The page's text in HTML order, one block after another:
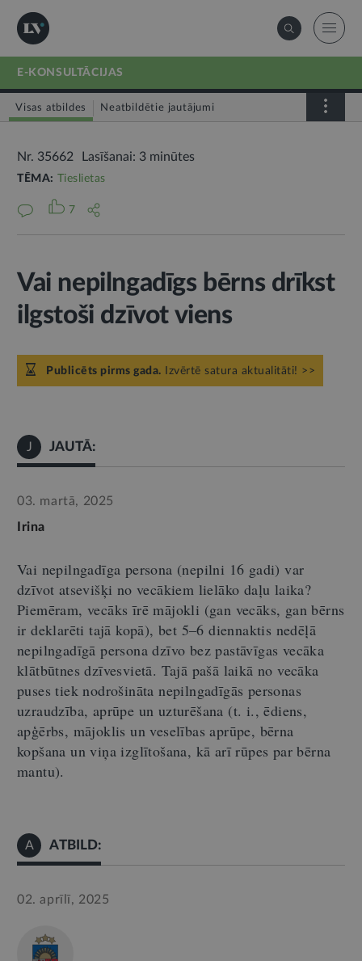
E-KONSULTĀCIJAS
Visas atbildes Neatbildētie jautājumi
Nr. 35662 Lasīšanai: 3 minūtes
TĒMA: Tieslietas
7
Vai nepilngadīgs bērns drīkst
ilgstoši dzīvot viens
Publicēts pirms gada. Izvērtē satura aktualitāti! >>
J JAUTĀ:
03. martā, 2025
Irina
Vai nepilngadīga persona (nepilni 16 gadi) var
dzīvot atsevišķi no vecākiem lielāko daļu laika?
Piemēram, vecāks īrē mājokli (gan vecāks, gan bērns
ir deklarēti tajā kopā), bet 5–6 diennaktis nedēļā
nepilngadīgā persona dzīvo bez pastāvīgas vecāka
klātbūtnes dzīvesvietā. Tajā pašā laikā no vecāka
puses tiek nodrošināta nepilngadīgās personas
uzraudzība, aprūpe un uzturēšana (t. i., ēdiens,
apģērbs, mājoklis un veselības aprūpe, bērna
kopšana un viņa izglītošana, kā arī rūpes par bērna
mantu).
A ATBILD:
02. aprīlī, 2025